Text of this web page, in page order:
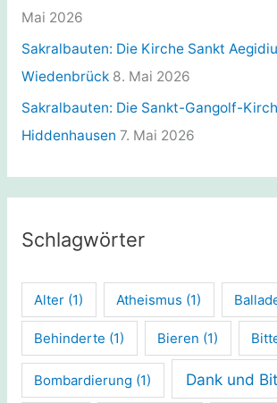
Mai 2026
Sakralbauten: Die Kirche Sankt
Wiedenbrück 8. Mai 2026
Sakralbauten: Die Sankt-Gangolf-
Hiddenhausen 7. Mai 2026
Schlagwörter
Alter (1) Atheismus (1)
Behinderte (1) Bieren (1)
Bombardierung (1) Dank und